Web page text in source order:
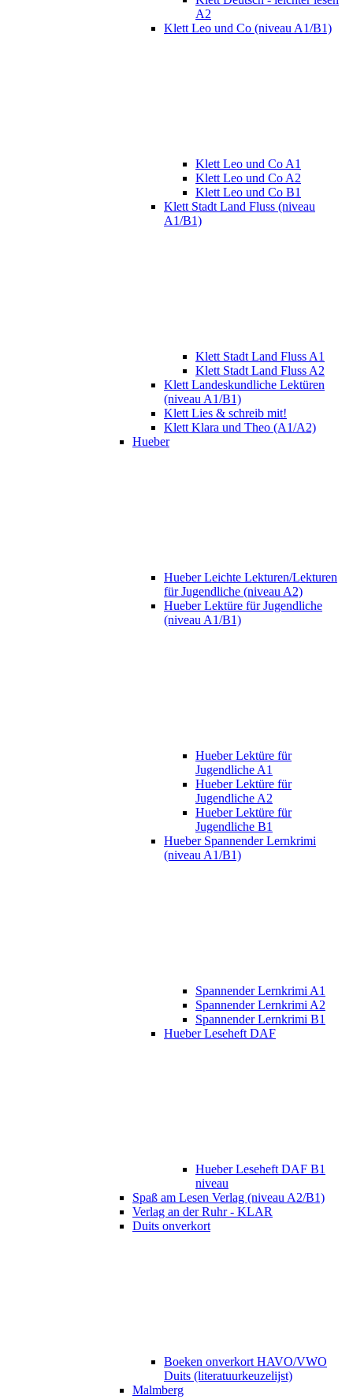
A2
Klett Leo und Co (niveau A1/B1)
Klett Leo und Co A1
Klett Leo und Co A2
Klett Leo und Co B1
Klett Stadt Land Fluss (niveau
A1/B1)
Klett Stadt Land Fluss A1
Klett Stadt Land Fluss A2
Klett Landeskundliche Lektüren
(niveau A1/B1)
Klett Lies & schreib mit!
Klett Klara und Theo (A1/A2)
Hueber
Hueber Leichte Lekturen/Lekturen
für Jugendliche (niveau A2)
Hueber Lektüre für Jugendliche
(niveau A1/B1)
Hueber Lektüre für
Jugendliche A1
Hueber Lektüre für
Jugendliche A2
Hueber Lektüre für
Jugendliche B1
Hueber Spannender Lernkrimi
(niveau A1/B1)
Spannender Lernkrimi A1
Spannender Lernkrimi A2
Spannender Lernkrimi B1
Hueber Leseheft DAF
Hueber Leseheft DAF B1
niveau
Spaß am Lesen Verlag (niveau A2/B1)
Verlag an der Ruhr - KLAR
Duits onverkort
Boeken onverkort HAVO/VWO
Duits (literatuurkeuzelijst)
Malmberg